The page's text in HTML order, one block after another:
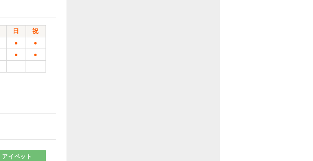
日
祝
● ●
● ●
アイペット